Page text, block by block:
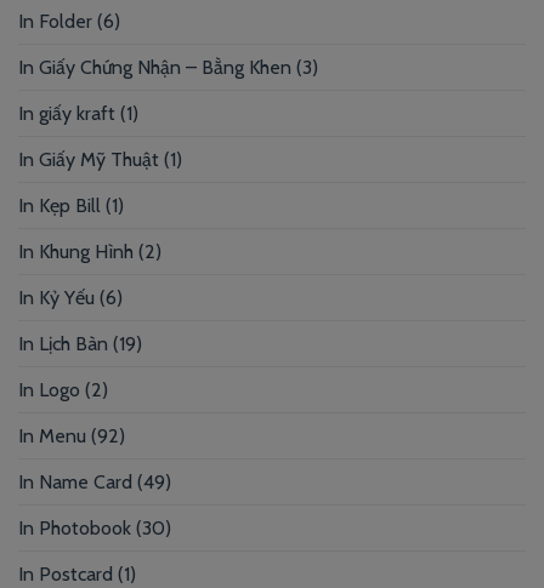
In Folder (6)
In Giấy Chứng Nhận – Bằng Khen (3)
In giấy kraft (1)
In Giấy Mỹ Thuật (1)
In Kẹp Bill (1)
In Khung Hình (2)
In Kỷ Yếu (6)
In Lịch Bàn (19)
In Logo (2)
In Menu (92)
In Name Card (49)
In Photobook (30)
In Postcard (1)